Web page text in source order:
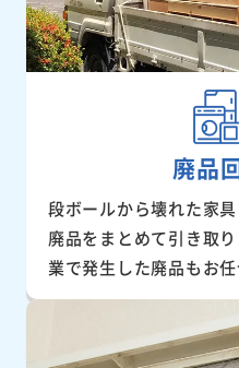
廃品
段ボールから壊れた家
廃品をまとめて引き取
業で発生した廃品もお任